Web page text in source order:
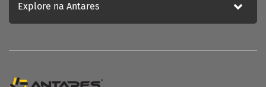
Explore na Antares
Contra Recuos
Dimensione seu acoplamento